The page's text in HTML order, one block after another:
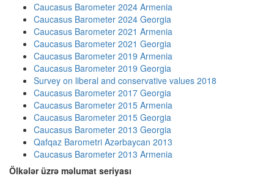
Caucasus Barometer 2024 Armenia
Caucasus Barometer 2024 Georgia
Caucasus Barometer 2021 Armenia
Caucasus Barometer 2021 Georgia
Caucasus Barometer 2019 Armenia
Caucasus Barometer 2019 Georgia
Survey on liberal and conservative values 2018
Caucasus Barometer 2017 Georgia
Caucasus Barometer 2015 Armenia
Caucasus Barometer 2015 Georgia
Caucasus Barometer 2013 Georgia
Qafqaz Barometri Azərbaycan 2013
Caucasus Barometer 2013 Armenia
Ölkələr üzrə məlumat seriyası